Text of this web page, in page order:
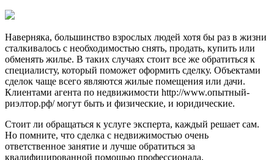
Наверняка, большинство взрослых людей хотя бы раз в жизни
сталкивалось с необходимостью снять, продать, купить или
обменять жилье. В таких случаях стоит все же обратиться к
специалисту, который поможет оформить сделку. Объектами
сделок чаще всего являются жилые помещения или дачи.
Клиентами агента по недвижимости http://www.опытный-
риэлтор.рф/ могут быть и физические, и юридические.
Стоит ли обращаться к услуге эксперта, каждый решает сам.
Но помните, что сделка с недвижимостью очень
ответственное занятие и лучше обратиться за
квалифицированной помощью профессионала.